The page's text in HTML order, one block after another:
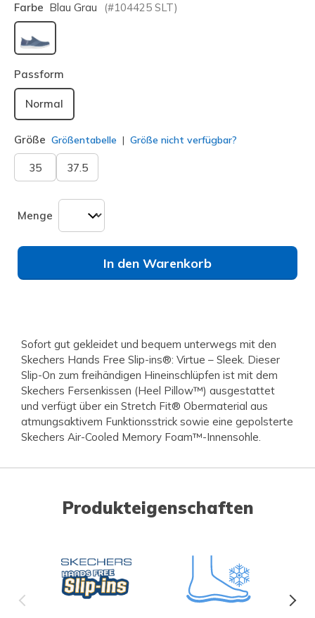
Farbe Blau Grau (#104425 SLT)
ausgewählt
Passform
Normal
Größe Größentabelle Größe nicht verfügbar?
35 37.5
Menge
In den Warenkorb
Sofort gut gekleidet und bequem unterwegs mit den
Skechers Hands Free Slip-ins®: Virtue – Sleek. Dieser
Slip-On zum freihändigen Hineinschlüpfen ist mit dem
Skechers Fersenkissen (Heel Pillow™) ausgestattet
und verfügt über ein Stretch Fit® Obermaterial aus
atmungsaktivem Funktionsstrick sowie eine gepolsterte
Skechers Air-Cooled Memory Foam™-Innensohle.
Produkteigenschaften